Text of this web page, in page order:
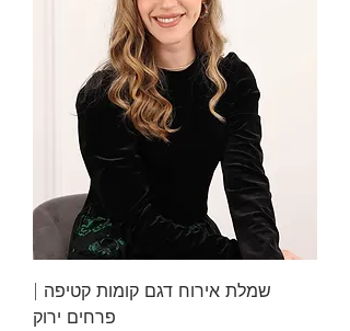
שמלת אירוח דגם קומות קטיפה |
פרחים ירוק